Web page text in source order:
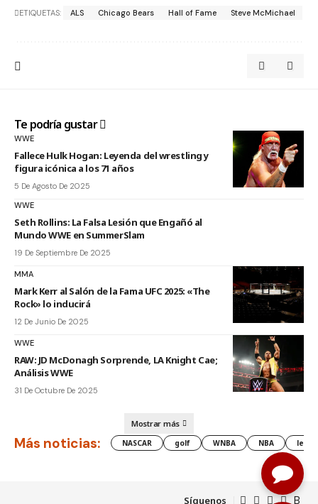
ETIQUETAS: ALS Chicago Bears Hall of Fame Steve McMichael
Te podría gustar
WWE
Fallece Hulk Hogan: Leyenda del wrestling y
figura icónica a los 71 años
5 De Agosto De 2025
WWE
Seth Rollins: La Falsa Lesión que Engañó al
Mundo WWE en SummerSlam
19 De Septiembre De 2025
MMA
Mark Kerr al Salón de la Fama UFC 2025: «The
Rock» lo inducirá
12 De Junio De 2025
WWE
RAW: JD McDonagh Sorprende, LA Knight Cae;
Análisis WWE
31 De Octubre De 2025
Mostrar más
Más noticias: NASCAR golf WNBA NBA
Síguenos